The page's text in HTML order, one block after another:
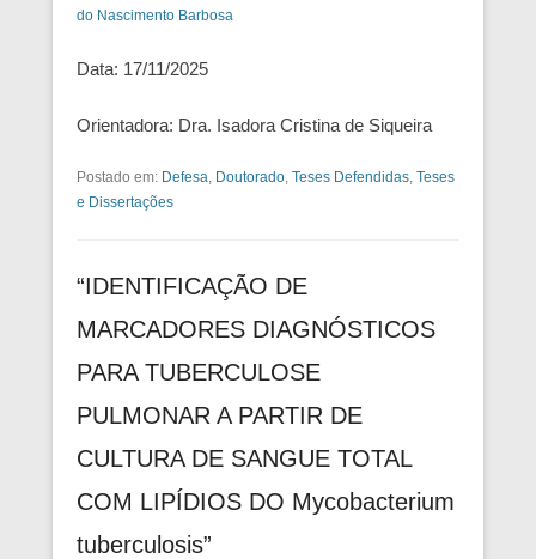
do Nascimento Barbosa
Data: 17/11/2025
Orientadora: Dra. Isadora Cristina de Siqueira
Postado em: Defesa, Doutorado, Teses Defendidas, Teses
e Dissertações
“IDENTIFICAÇÃO DE
MARCADORES DIAGNÓSTICOS
PARA TUBERCULOSE
PULMONAR A PARTIR DE
CULTURA DE SANGUE TOTAL
COM LIPÍDIOS DO Mycobacterium
tuberculosis”